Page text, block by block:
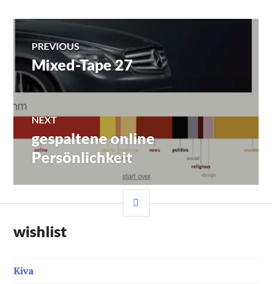
Post
navigation
PREVIOUS
Previous
post:
Mixed-Tape 27
NEXT
Next
post:
gespaltene online
Persönlichkeit
wishlist
Kiva